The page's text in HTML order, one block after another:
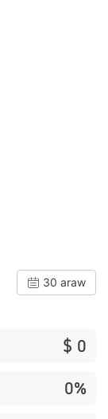
30 araw
$ 0
0%